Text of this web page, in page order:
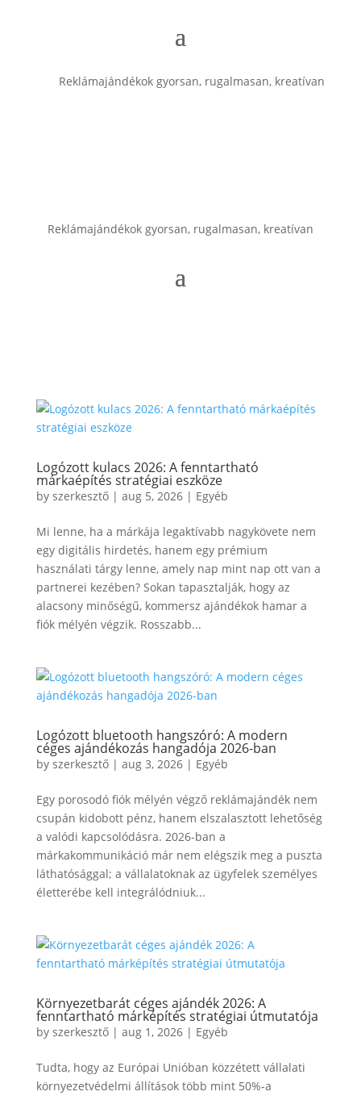
Reklámajándékok gyorsan, rugalmasan, kreatívan
Reklámajándékok gyorsan, rugalmasan, kreatívan
Logózott kulacs 2026: A fenntartható
márkaépítés stratégiai eszköze
by szerkesztő| aug 5, 2026| Egyéb
Mi lenne, ha a márkája legaktívabb nagykövete nem
egy digitális hirdetés, hanem egy prémium
használati tárgy lenne, amely nap mint nap ott van a
partnerei kezében? Sokan tapasztalják, hogy az
alacsony minőségű, kommersz ajándékok hamar a
fiók mélyén végzik. Rosszabb...
Logózott bluetooth hangszóró: A modern
céges ajándékozás hangadója 2026-ban
by szerkesztő| aug 3, 2026| Egyéb
Egy porosodó fiók mélyén végző reklámajándék nem
csupán kidobott pénz, hanem elszalasztott lehetőség
a valódi kapcsolódásra. 2026-ban a
márkakommunikáció már nem elégszik meg a puszta
láthatósággal; a vállalatoknak az ügyfelek személyes
életterébe kell integrálódniuk...
Környezetbarát céges ajándék 2026: A
fenntartható márképítés stratégiai útmutatója
by szerkesztő| aug 1, 2026| Egyéb
Tudta, hogy az Európai Unióban közzétett vállalati
környezetvédelmi állítások több mint 50%-a